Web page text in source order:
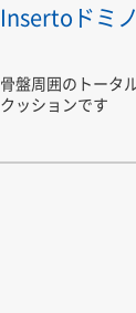
Insertoドミ
骨盤周囲のトータ
クッションです